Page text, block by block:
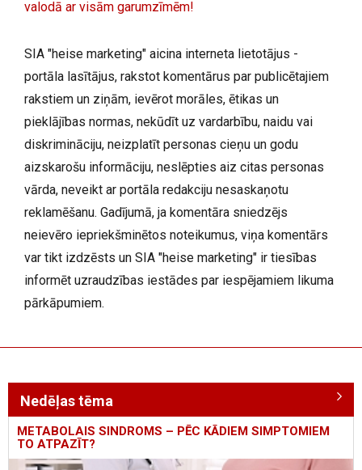
valodā ar visām garumzīmēm!
SIA "heise marketing" aicina interneta lietotājus -
portāla lasītājus, rakstot komentārus par publicētajiem
rakstiem un ziņām, ievērot morāles, ētikas un
pieklājības normas, nekūdīt uz vardarbību, naidu vai
diskrimināciju, neizplatīt personas cieņu un godu
aizskarošu informāciju, neslēpties aiz citas personas
vārda, neveikt ar portāla redakciju nesaskaņotu
reklamēšanu. Gadījumā, ja komentāra sniedzējs
neievēro iepriekšminētos noteikumus, viņa komentārs
var tikt izdzēsts un SIA "heise marketing" ir tiesības
informēt uzraudzības iestādes par iespējamiem likuma
pārkāpumiem.
Nedēļas tēma
METABOLAIS SINDROMS – PĒC KĀDIEM SIMPTOMIEM
TO ATPAZĪT?